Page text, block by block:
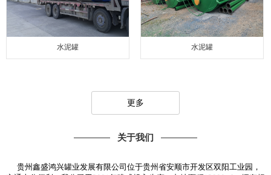
水泥罐 水泥罐
更多
关于我们
贵州鑫盛鸿兴罐业发展有限公司位于贵州省安顺市开发区双阳工业园，